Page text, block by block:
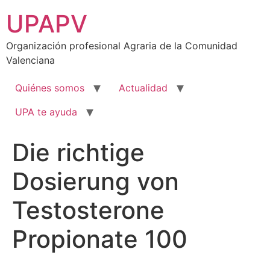
contenido
UPAPV
Organización profesional Agraria de la Comunidad
Valenciana
Quiénes somos
Actualidad
UPA te ayuda
Die richtige
Dosierung von
Testosterone
Propionate 100